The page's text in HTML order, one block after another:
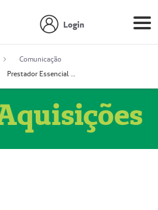
Login
Comunicação
Prestador Essencial Gestão em Saúde Ereli (51004354-7)